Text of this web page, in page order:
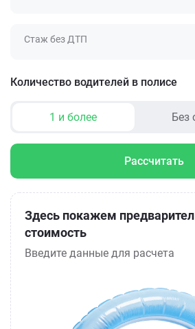
Стаж без ДТП
Количество водителей в полисе
1 и более Без
Рассчитать
Здесь покажем
стоимость
Введите данные для расчета